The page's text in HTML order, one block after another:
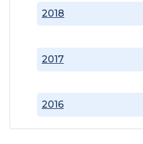
2016
2017
2018